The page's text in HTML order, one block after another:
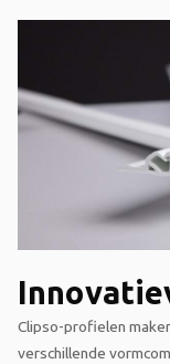
Clipso-profielen
verschillende